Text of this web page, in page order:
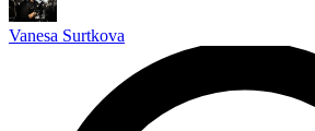
Vanesa Surtkova